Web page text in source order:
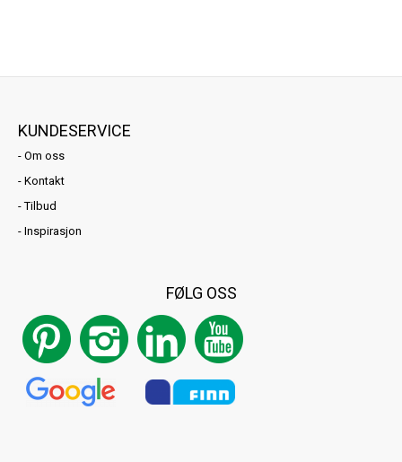
KUNDESERVICE
- Om oss
- Kontakt
-Tilbud
- Inspirasjon
FØLG OSS